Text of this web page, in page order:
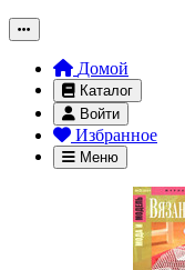
Домой
Каталог
Войти
Избранное
Меню